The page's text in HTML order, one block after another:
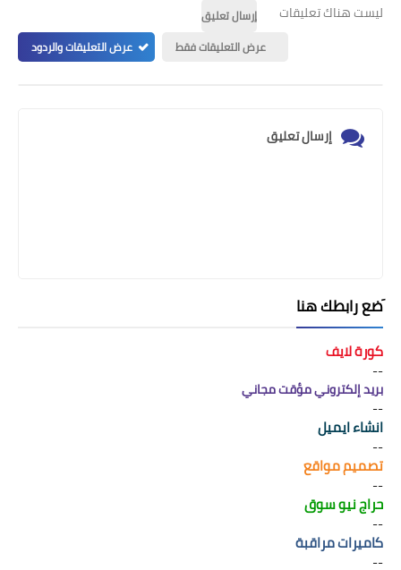
ليست هناك تعليقات
إرسال تعليق
عرض التعليقات فقط
عرض التعليقات والردود
إرسال تعليق
َضع رابطك هنا
كورة لايف
--
بريد إلكتروني مؤقت مجاني
--
انشاء ايميل
--
تصميم مواقع
--
حراج نيو سوق
--
كاميرات مراقبة
--